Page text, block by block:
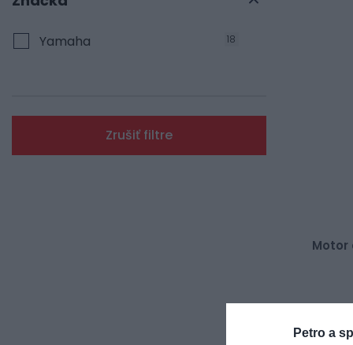
Petro a
Yamaha 18
Zrušiť filtre
Motor
215,00